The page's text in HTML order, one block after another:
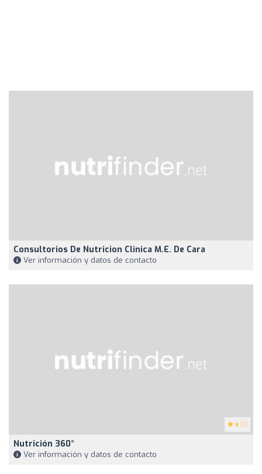
Consultorios De Nutricion Clinica M.e. De Cara
Ver información y datos de contacto
4 (1)
Nutrición 360°
Ver información y datos de contacto